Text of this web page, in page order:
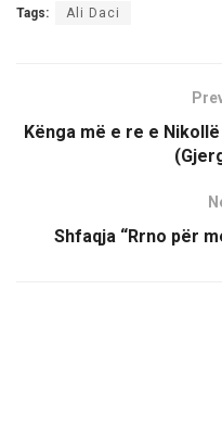
Tags: Ali Daci
Kënga më e re e
Shfaqja “Rrno për